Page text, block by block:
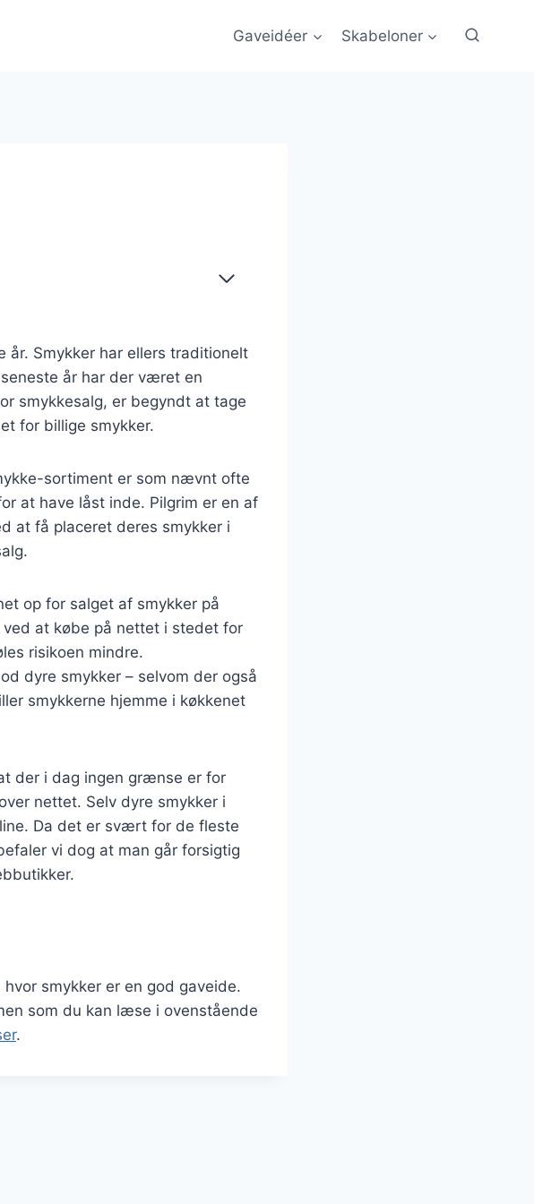
Gaveidéer Skabeloner
år. Smykker har ellers traditionelt
år har der været en
smykkesalg, er begyndt at tage
for billige smykker.
sortiment er som nævnt ofte
at have låst inde. Pilgrim er en af
at få placeret deres smykker i
op for salget af smykker på
at købe på nettet i stedet for
risikoen mindre.
dyre smykker – selvom der også
smykkerne hjemme i køkkenet
der i dag ingen grænse er for
nettet. Selv dyre smykker i
Da det er svært for de fleste
vi dog at man går forsigtig
hvor smykker er en god gaveide.
som du kan læse i ovenstående
.